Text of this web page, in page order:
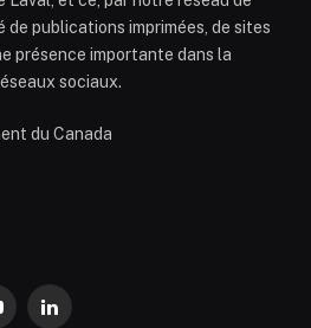
publications imprimées, de sites
présence importante dans la
sociaux.
du Canada
LinkedIn